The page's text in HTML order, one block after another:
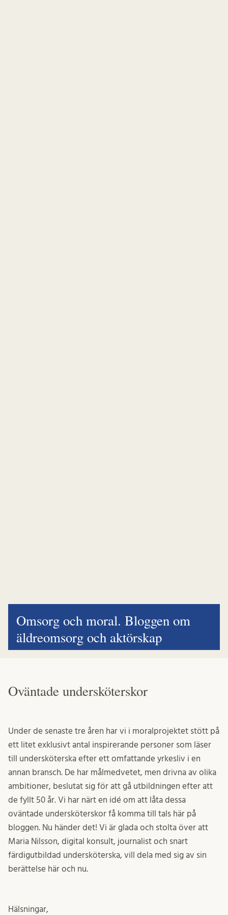
Omsorg och moral. Bloggen om
äldreomsorg och aktörskap
Oväntade undersköterskor
Under de senaste tre åren har vi i moralprojektet stött på
ett litet exklusivt antal inspirerande personer som läser
till undersköterska efter ett omfattande yrkesliv i en
annan bransch. De har målmedvetet, men drivna av olika
ambitioner, beslutat sig för att gå utbildningen efter att
de fyllt 50 år. Vi har närt en idé om att låta dessa
oväntade undersköterskor få komma till tals här på
bloggen. Nu händer det! Vi är glada och stolta över att
Maria Nilsson, digital konsult, journalist och snart
färdigutbildad undersköterska, vill dela med sig av sin
berättelse här och nu.
Hälsningar,